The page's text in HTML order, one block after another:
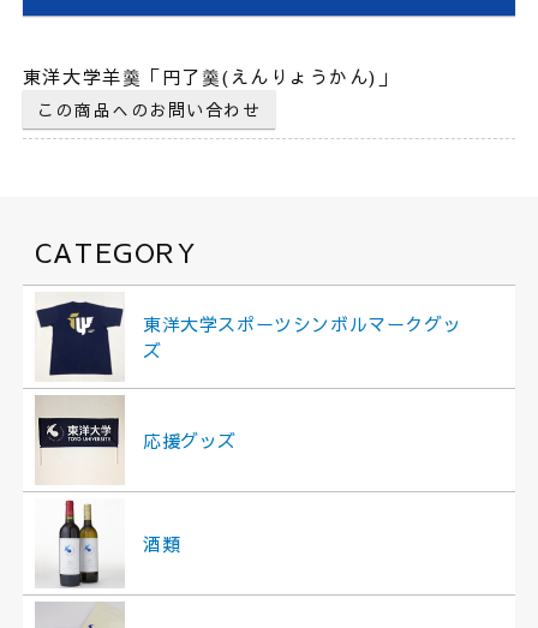
東洋大学羊羹「円了羹(えんりょうかん)」
この商品へのお問い合わせ
CATEGORY
東洋大学スポーツシンボルマークグッ
ズ
応援グッズ
酒類